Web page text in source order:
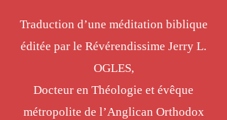
Traduction d’une méditation biblique
éditée par le Révérendissime Jerry L.
OGLES,
Docteur en Théologie et évêque
métropolite de l’Anglican Orthodox